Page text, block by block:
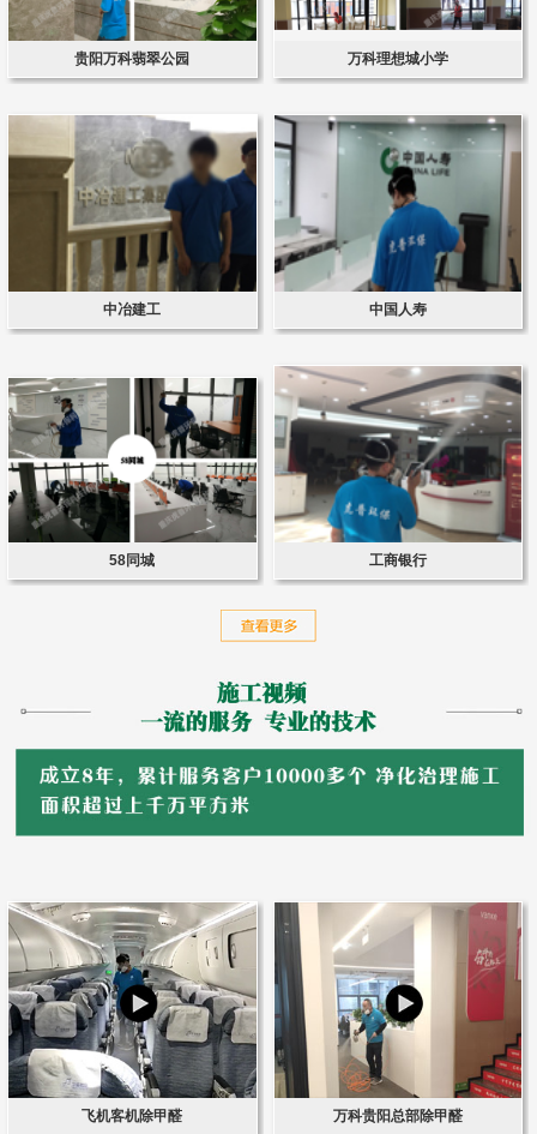
贵阳万科翡翠公园 万科理想城小学
中冶建工 中国人寿
58同城 工商银行
飞机客机除甲醛 万科贵阳总部除甲醛